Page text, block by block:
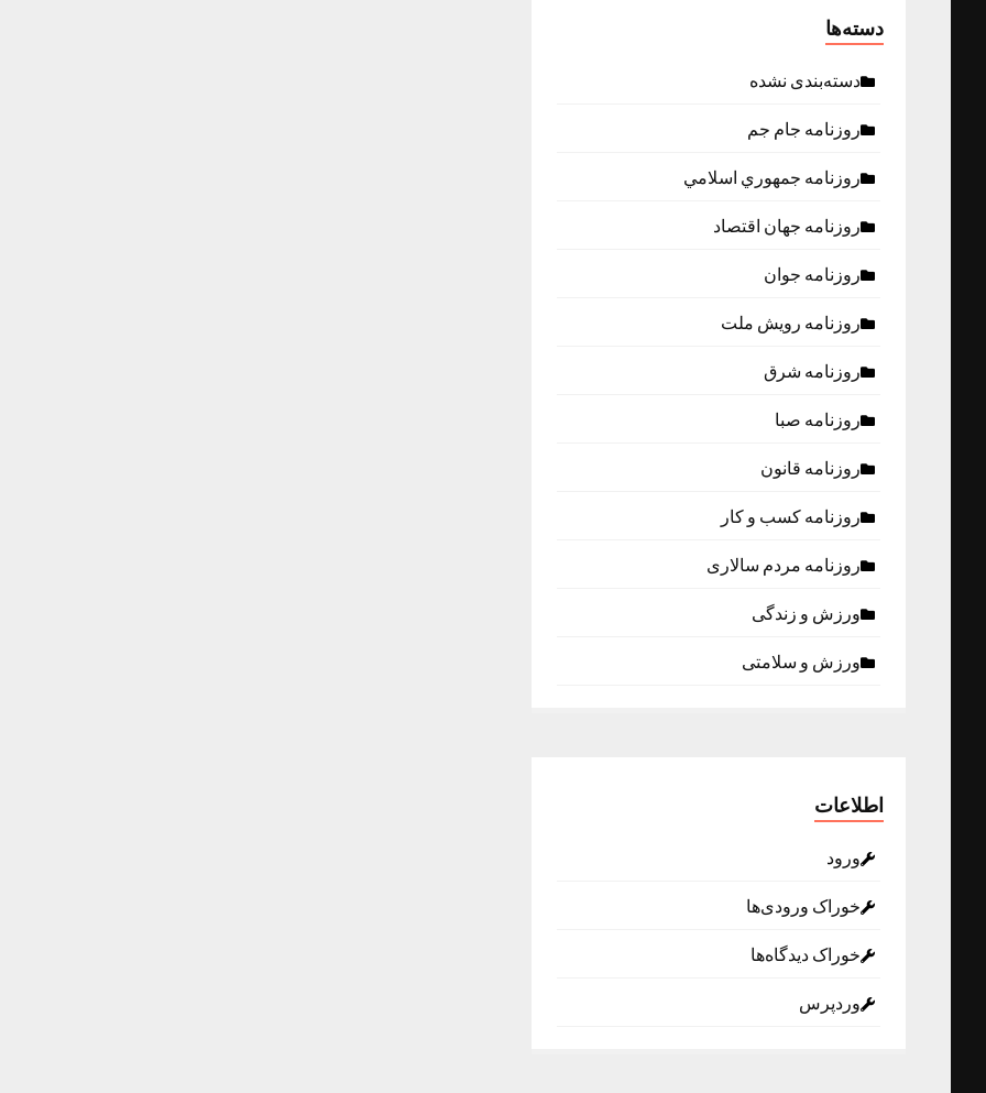
دسته‌ها
دسته‌بندی نشده
روزنامه جام جم
روزنامه جمهوري اسلامي
روزنامه جهان اقتصاد
روزنامه جوان
روزنامه رویش ملت
روزنامه شرق
روزنامه صبا
روزنامه قانون
روزنامه كسب و كار
روزنامه مردم سالاری
ورزش و زندگی
ورزش و سلامتی
اطلاعات
ورود
خوراک ورودی‌ها
خوراک دیدگاه‌ها
وردپرس